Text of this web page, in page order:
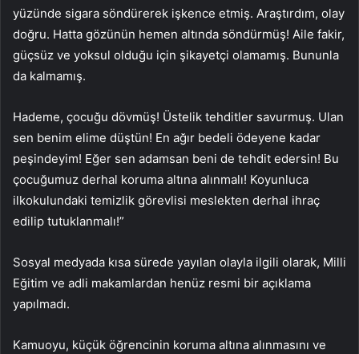
yüzünde sigara söndürerek işkence etmiş. Araştırdım, olay
doğru. Hatta gözünün hemen altında söndürmüş! Aile fakir,
güçsüz ve yoksul olduğu için şikayetçi olamamış. Bununla
da kalmamış.
Hademe, çocuğu dövmüş! Üstelik tehditler savurmuş. Ulan
sen benim elime düştün! En ağır bedeli ödeyene kadar
peşindeyim! Eğer sen adamsan beni de tehdit edersin! Bu
çocuğumuz derhal koruma altına alınmalı! Koyunluca
ilkokulundaki temizlik görevlisi meslekten derhal ihraç
edilip tutuklanmalı!”
Sosyal medyada kısa sürede yayılan olayla ilgili olarak, Milli
Eğitim ve adli makamlardan henüz resmi bir açıklama
yapılmadı.
Kamuoyu, küçük öğrencinin koruma altına alınmasını ve